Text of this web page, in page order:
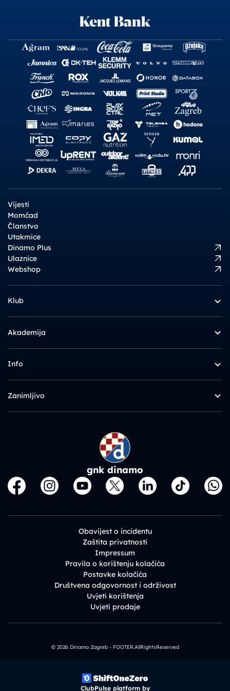
Vijesti
Momčad
Članstvo
Utakmice
Dinamo Plus
Ulaznice
Webshop
Klub
Akademija
Info
Zanimljivo
gnk dinamo
Obavijest o incidentu
Zaštita privatnosti
Impressum
Pravila o korištenju kolačića
Postavke kolačića
Društvena odgovornost i održivost
Uvjeti korištenja
Uvjeti prodaje
© 2026 Dinamo Zagreb - FOOTER.AllRightsReserved
ClubPulse platform by